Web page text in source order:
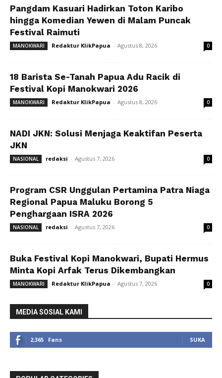
Pangdam Kasuari Hadirkan Toton Karibo
hingga Komedian Yewen di Malam Puncak
Festival Raimuti
MANOKWARI Redaktur KlikPapua - Agustus 8, 2026 0
18 Barista Se-Tanah Papua Adu Racik di
Festival Kopi Manokwari 2026
MANOKWARI Redaktur KlikPapua - Agustus 8, 2026 0
NADI JKN: Solusi Menjaga Keaktifan Peserta
JKN
NASIONAL redaksi - Agustus 7, 2026 0
Program CSR Unggulan Pertamina Patra Niaga
Regional Papua Maluku Borong 5
Penghargaan ISRA 2026
NASIONAL redaksi - Agustus 7, 2026 0
Buka Festival Kopi Manokwari, Bupati Hermus
Minta Kopi Arfak Terus Dikembangkan
MANOKWARI Redaktur KlikPapua - Agustus 7, 2026 0
MEDIA SOSIAL KAMI
2,365 Fans SUKA